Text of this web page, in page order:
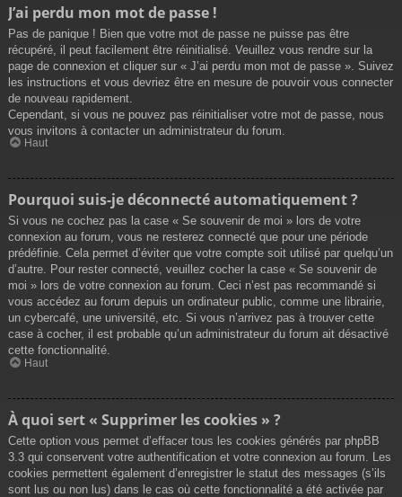
J’ai perdu mon mot de passe !
Pas de panique ! Bien que votre mot de passe ne puisse pas être
récupéré, il peut facilement être réinitialisé. Veuillez vous rendre sur la
page de connexion et cliquer sur « J’ai perdu mon mot de passe ». Suivez
les instructions et vous devriez être en mesure de pouvoir vous connecter
de nouveau rapidement.
Cependant, si vous ne pouvez pas réinitialiser votre mot de passe, nous
vous invitons à contacter un administrateur du forum.
Haut
Pourquoi suis-je déconnecté automatiquement ?
Si vous ne cochez pas la case « Se souvenir de moi » lors de votre
connexion au forum, vous ne resterez connecté que pour une période
prédéfinie. Cela permet d’éviter que votre compte soit utilisé par quelqu’un
d’autre. Pour rester connecté, veuillez cocher la case « Se souvenir de
moi » lors de votre connexion au forum. Ceci n’est pas recommandé si
vous accédez au forum depuis un ordinateur public, comme une librairie,
un cybercafé, une université, etc. Si vous n’arrivez pas à trouver cette
case à cocher, il est probable qu’un administrateur du forum ait désactivé
cette fonctionnalité.
Haut
À quoi sert « Supprimer les cookies » ?
Cette option vous permet d’effacer tous les cookies générés par phpBB
3.3 qui conservent votre authentification et votre connexion au forum. Les
cookies permettent également d’enregistrer le statut des messages (s’ils
sont lus ou non lus) dans le cas où cette fonctionnalité a été activée par